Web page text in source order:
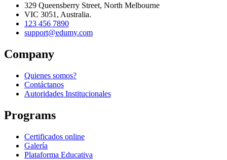
329 Queensberry Street, North Melbourne
VIC 3051, Australia.
123 456 7890
support@edumy.com
Company
Quienes somos?
Contáctanos
Autoridades Institucionales
Programs
Certificados online
Galería
Plataforma Educativa